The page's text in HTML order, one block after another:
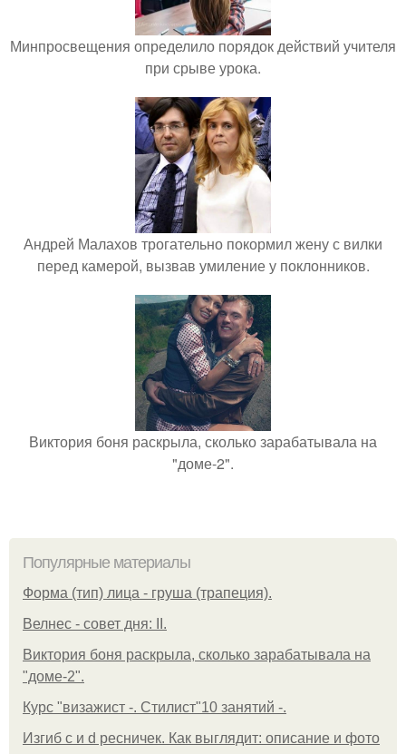
Минпросвещения определило порядок действий учителя
при срыве урока.
Андрей Малахов трогательно покормил жену с вилки
перед камерой, вызвав умиление у поклонников.
Виктория боня раскрыла, сколько зарабатывала на
"доме-2".
Популярные материалы
Форма (тип) лица - груша (трапеция).
Велнес - совет дня: II.
Виктория боня раскрыла, сколько зарабатывала на
"доме-2".
Курс "визажист -. Стилист"10 занятий -.
Изгиб c и d ресничек. Как выглядит: описание и фото